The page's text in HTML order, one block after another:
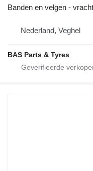
Banden en velgen -
Nederland, Veghel
BAS Parts & Tyres